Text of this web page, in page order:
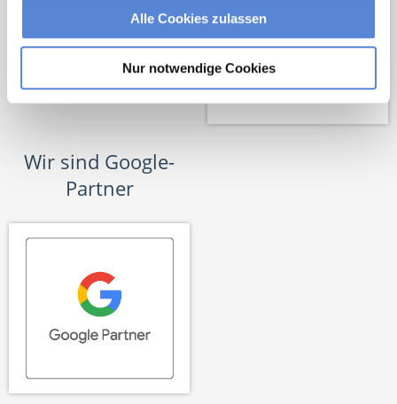
Alle Cookies zulassen
Nur notwendige Cookies
Wir sind Google-
Partner